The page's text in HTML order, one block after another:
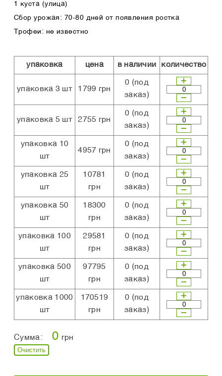
1 куста (улица)
Сбор урожая: 70-80 дней от появления ростка
Трофеи: не известно
упаковка цена в наличии количество
упаковка 3 шт 1799 грн
0 (под
заказ)
упаковка 5 шт 2755 грн
0 (под
заказ)
упаковка 10
шт
4957 грн
0 (под
заказ)
упаковка 25
шт
10781
грн
0 (под
заказ)
упаковка 50
шт
18300
грн
0 (под
заказ)
упаковка 100
шт
29581
грн
0 (под
заказ)
упаковка 500
шт
97795
грн
0 (под
заказ)
упаковка 1000
шт
170519
грн
0 (под
заказ)
Сумма: 0 грн
Очистить